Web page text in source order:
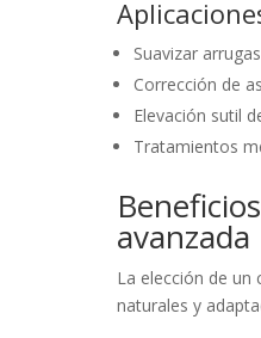
Suavizar
Corrección de
Elevación sutil
Tratamientos
avanzada
La elección de
naturales y